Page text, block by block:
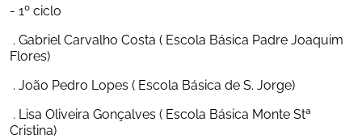
- 1º ciclo
. Gabriel Carvalho Costa ( Escola Básica Padre Joaquim
Flores)
. João Pedro Lopes ( Escola Básica de S. Jorge)
. Lisa Oliveira Gonçalves ( Escola Básica Monte Stª
Cristina)